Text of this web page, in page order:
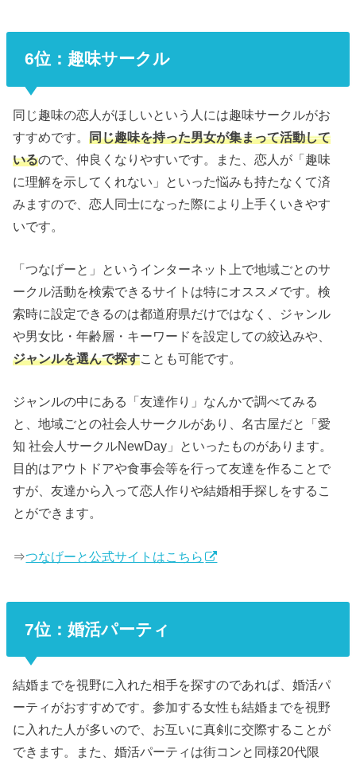
6位：趣味サークル
同じ趣味の恋人がほしいという人には趣味サークルがお
すすめです。同じ趣味を持った男女が集まって活動して
いるので、仲良くなりやすいです。また、恋人が「趣味
に理解を示してくれない」といった悩みも持たなくて済
みますので、恋人同士になった際により上手くいきやす
いです。
「つなげーと」というインターネット上で地域ごとのサ
ークル活動を検索できるサイトは特にオススメです。検
索時に設定できるのは都道府県だけではなく、ジャンル
や男女比・年齢層・キーワードを設定しての絞込みや、
ジャンルを選んで探すことも可能です。
ジャンルの中にある「友達作り」なんかで調べてみる
と、地域ごとの社会人サークルがあり、名古屋だと「愛
知 社会人サークルNewDay」といったものがあります。
目的はアウトドアや食事会等を行って友達を作ることで
すが、友達から入って恋人作りや結婚相手探しをするこ
とができます。
⇒つなげーと公式サイトはこちら
7位：婚活パーティ
結婚までを視野に入れた相手を探すのであれば、婚活パ
ーティがおすすめです。参加する女性も結婚までを視野
に入れた人が多いので、お互いに真剣に交際することが
できます。また、婚活パーティは街コンと同様20代限